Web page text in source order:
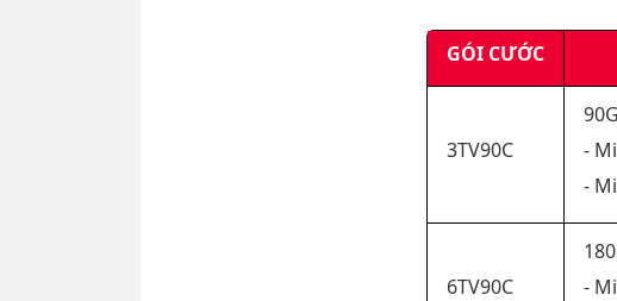
GÓI CƯỚC
3TV90C
-
-
6TV90C
-